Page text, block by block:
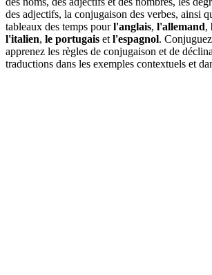
des adjectifs, la conjugaison des verbes, ainsi
tableaux des temps pourl'anglais, l'allemand,
l'italien, le portugais et l'espagnol.
apprenez les règles de conjugaison et de
traductions dans les exemples contextuels et